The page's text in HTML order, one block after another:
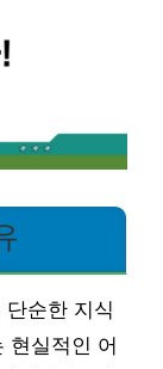
순한 지식
현실적인 어